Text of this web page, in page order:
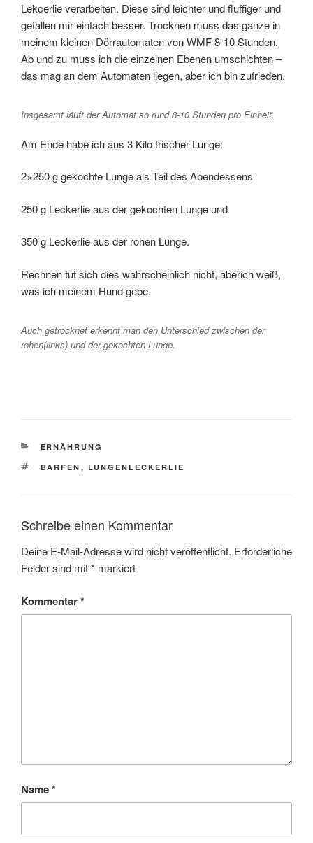
Lekcerlie verarbeiten. Diese sind leichter und fluffiger und
gefallen mir einfach besser. Trocknen muss das ganze in
meinem kleinen Dörrautomaten von WMF 8-10 Stunden.
Ab und zu muss ich die einzelnen Ebenen umschichten –
das mag an dem Automaten liegen, aber ich bin zufrieden.
Insgesamt läuft der Automat so rund 8-10 Stunden pro Einheit.
Am Ende habe ich aus 3 Kilo frischer Lunge:
2×250 g gekochte Lunge als Teil des Abendessens
250 g Leckerlie aus der gekochten Lunge und
350 g Leckerlie aus der rohen Lunge.
Rechnen tut sich dies wahrscheinlich nicht, aberich weiß,
was ich meinem Hund gebe.
Auch getrocknet erkennt man den Unterschied zwischen der
rohen(links) und der gekochten Lunge.
KATEGORIEN
ERNÄHRUNG
SCHLAGWÖRTER
BARFEN , LUNGENLECKERLIE
Schreibe einen Kommentar
Deine E-Mail-Adresse wird nicht veröffentlicht. Erforderliche
Felder sind mit* markiert
Kommentar*
Name*